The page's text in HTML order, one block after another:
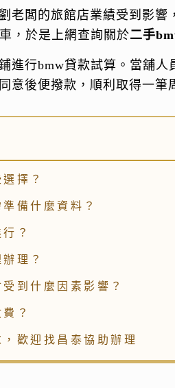
老闆的旅館店業績受到影響
，於是上網查詢關於二手
進行bmw貸款試算。當舖
意後便撥款，順利取得一筆
擇？
備什麼資料？
？
理？
到什麼因素影響？
？
歡迎找昌泰協助辦理